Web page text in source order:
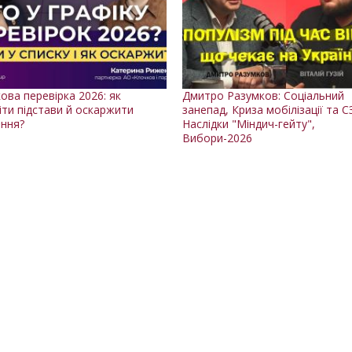
перевірка 2026: як
підстави й оскаржити
Дмитро Разумков: Соціальний
занепад, Криза мобілізації та
Наслідки "Міндич-гейту",
Вибори-2026